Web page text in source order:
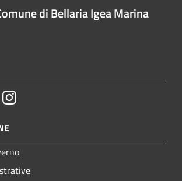
di Bellaria Igea Marina
Instagram